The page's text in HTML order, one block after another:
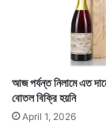
সব দেশেই
সেটা সে দেশে
আজ পর্যন্ত নিলামে এত
বোতল বিক্রি হয়নি
April 1, 2026